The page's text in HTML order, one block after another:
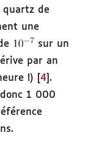
quartz de
une
sur un
par an
!) [4 ].
donc 1 000